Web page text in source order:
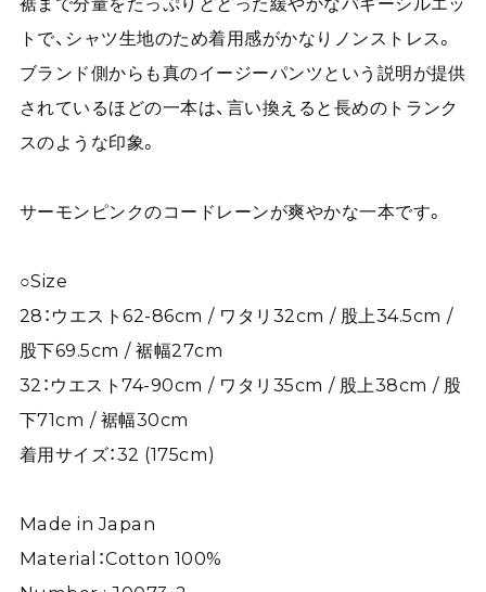
トで、シャツ生地のため着用感がかなりノンストレス。
ブランド側からも真のイージーパンツという説明が提供
されているほどの一本は、言い換えると長めのトランク
スのような印象。
サーモンピンクのコードレーンが爽やかな一本です。
○Size
28：ウエスト62-86cm / ワタリ32cm / 股上34.5cm /
股下69.5cm / 裾幅27cm
32：ウエスト74-90cm / ワタリ35cm / 股上38cm / 股
下71cm / 裾幅30cm
着用サイズ：32 (175cm)
Made in Japan
Material：Cotton 100%